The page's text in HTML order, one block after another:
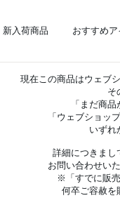
新入荷商品 おすすめア
現在この商品はウェブ
そ
「まだ商
「ウェブショッ
いずれ
詳細につきまし
お問い合わせい
※「すでに販
何卒ご容赦を